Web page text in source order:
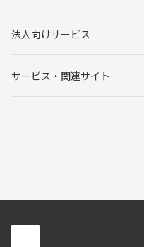
法人向けサービス
サービス・関連サイト